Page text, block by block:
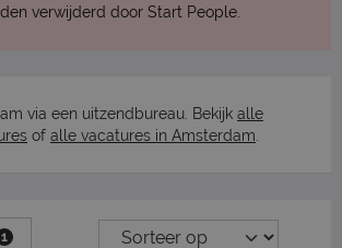
verwijderd door Start People.
via een uitzendbureau. Bekijk alle
of alle vacatures in Amsterdam
1